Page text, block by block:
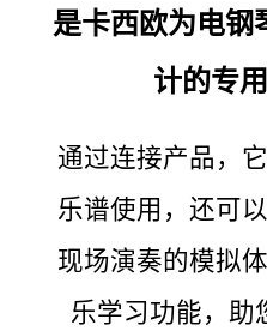
是卡西欧为电钢
计的专
通过连接产品，
乐谱使用，还可
现场演奏的模拟
乐学习功能，助